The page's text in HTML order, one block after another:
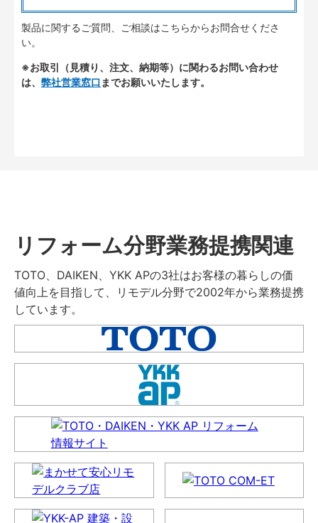
製品に関するご質問、ご相談はこちらからお問合せくださ
い。
※お取引（見積り、注文、納期等）に関わるお問い合わせ
は、 弊社営業窓口 までお願いいたします。
リフォーム分野業務提携関連
TOTO、DAIKEN、YKK APの3社はお客様の暮らしの価
値向上を目指して、リモデル分野で2002年から業務提携
しています。